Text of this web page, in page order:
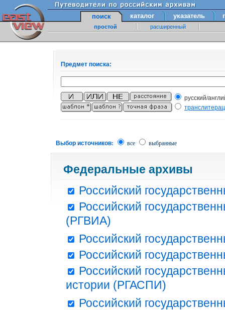
поиск каталог указатель
простой расширенный
Предмет поиска:
русский/
Выбор источников: все выбранные
Федеральные архивы
Российский
Российский
(РГВИА)
Российский
Российский
Российский
истории (РГАСПИ)
Российский